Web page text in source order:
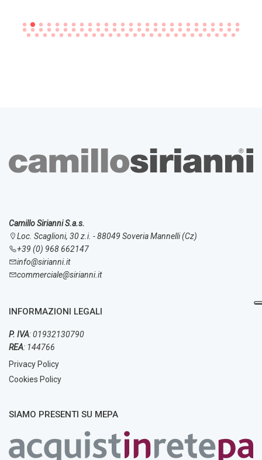
Camillo Sirianni S.a.s.
Loc. Scaglioni, 30 z.i. - 88049 Soveria Mannelli (Cz)
+39 (0) 968 662147
info@sirianni.it
commerciale@sirianni.it
INFORMAZIONI LEGALI
P. IVA: 01932130790
REA: 144766
Privacy Policy
Cookies Policy
SIAMO PRESENTI SU MEPA